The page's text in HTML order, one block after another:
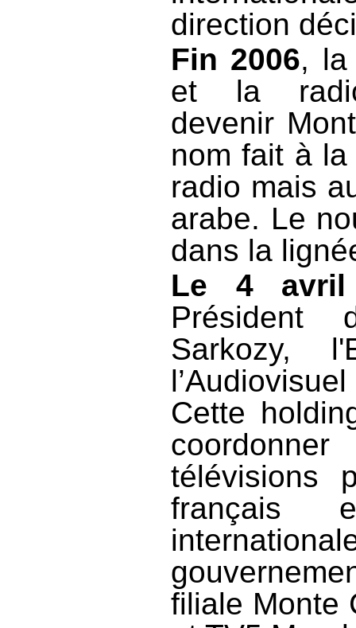
direction
Fin 2006, la
et la
devenir
nom fait à
radio mais
arabe. Le
dans la
Le 4 avril
Président
Sarkozy,
Cette
télévisions
français
filiale Monte